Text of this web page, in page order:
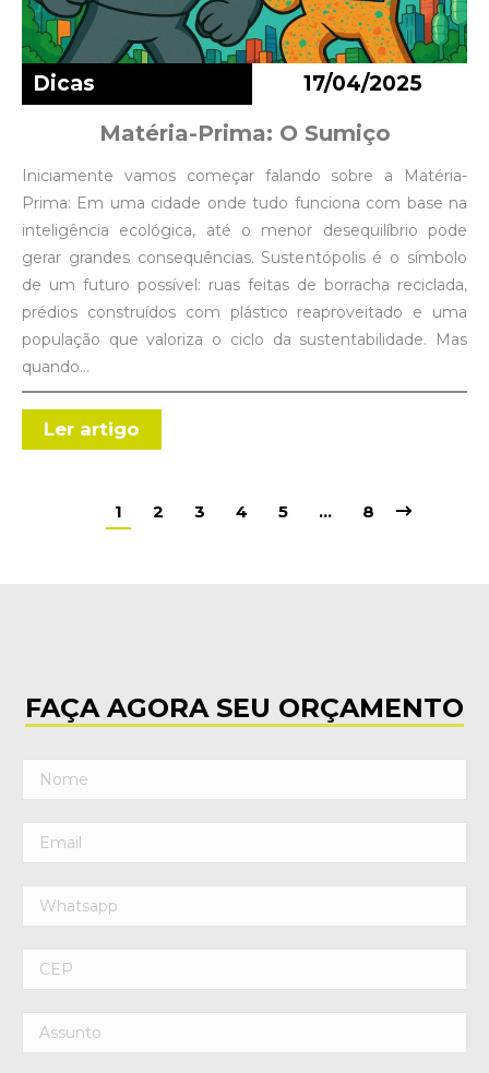
Matéria-Prima: O Sumiço
Dicas 17/04/2025
Iniciamente vamos começar falando sobre a Matéria-
Prima: Em uma cidade onde tudo funciona com base na
inteligência ecológica, até o menor desequilíbrio pode
gerar grandes consequências. Sustentópolis é o símbolo
de um futuro possível: ruas feitas de borracha reciclada,
prédios construídos com plástico reaproveitado e uma
população que valoriza o ciclo da sustentabilidade. Mas
quando…
Ler artigo
1 2 3 4 5 … 8
FAÇA AGORA SEU ORÇAMENTO